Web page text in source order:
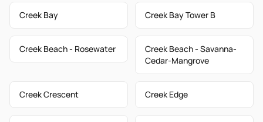
Creek Bay Creek Bay Tower B
Creek Beach - Rosewater
Creek Beach - Savanna-
Cedar-Mangrove
Creek Crescent Creek Edge